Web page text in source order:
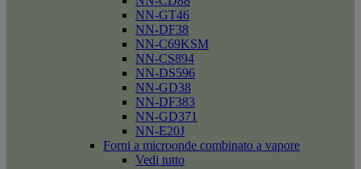
NN-GT46
NN-DF38
NN-C69KSM
NN-CS894
NN-DS596
NN-GD38
NN-DF383
NN-GD371
NN-E20J
Forni a microonde combinato a vapore
Vedi tutto